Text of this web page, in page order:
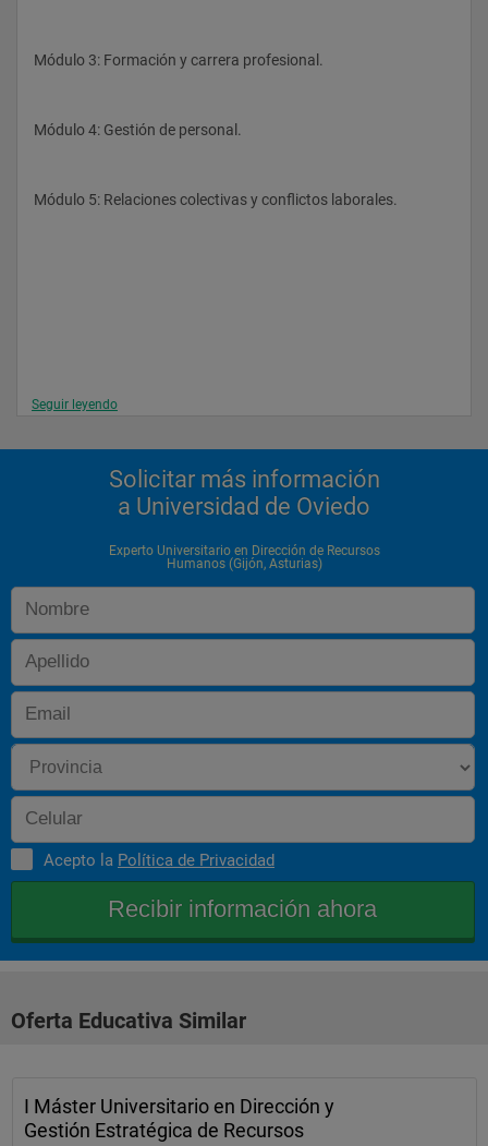
Módulo 3: Formación y carrera profesional.
Módulo 4: Gestión de personal.
Módulo 5: Relaciones colectivas y conflictos laborales.
Seguir leyendo
Solicitar más información
a Universidad de Oviedo
Experto Universitario en Dirección de Recursos
Humanos (Gijón, Asturias)
Acepto la Política de Privacidad
Oferta Educativa Similar
I Máster Universitario en Dirección y
Gestión Estratégica de Recursos